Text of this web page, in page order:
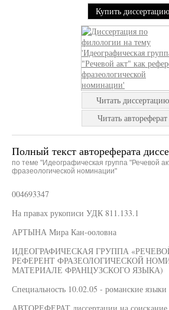
Купить диссертацию
Читать диссертацию
Читать автореферат
Полный текст автореферата
по теме "Идеографическая группа "Речевой
фразеологической номинации"
004693347
На правах рукописи УДК 811.133.1
АРТЫНА Мира Кан-ооловна
ИДЕОГРАФИЧЕСКАЯ ГРУППА
РЕФЕРЕНТ ФРАЗЕОЛОГИЧЕСКОЙ
МАТЕРИАЛЕ ФРАНЦУЗСКОГО ЯЗЫКА)
Специальность 10.02.05 - романские языки